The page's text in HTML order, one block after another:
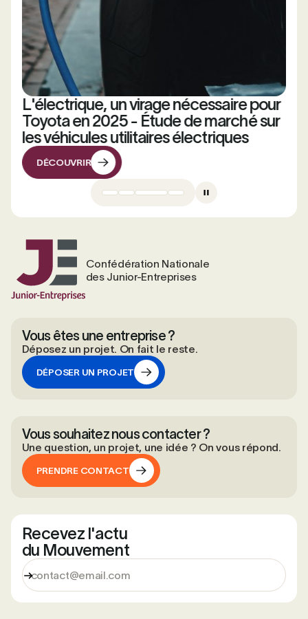
L'électrique, un virage nécessaire pour
Toyota en 2025 - Étude de marché sur
les véhicules utilitaires électriques
DÉCOUVRIR
Confédération Nationale
des Junior-Entreprises
Vous êtes une entreprise ?
Déposez un projet. On fait le reste.
DÉPOSER UN PROJET
Vous souhaitez nous contacter ?
Une question, un projet, une idée ? On vous répond.
PRENDRE CONTACT
Recevez l'actu
du Mouvement